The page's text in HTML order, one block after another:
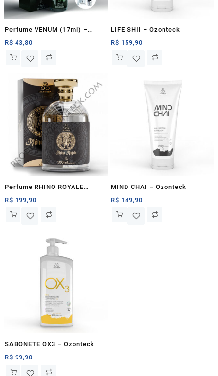
Perfume VENUM (17ml) –
Ozonteck
R$ 43,80
LIFE SHII – Ozonteck
R$ 159,90
Perfume RHINO ROYALE
(100ml) – Ozonteck
R$ 199,90
MIND CHAI – Ozonteck
R$ 149,90
SABONETE OX3 – Ozonteck
R$ 99,90